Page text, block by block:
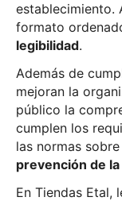
establecimiento.
formato
legibilidad.
Además de
mejoran la
público la
cumplen los
las normas sobre
prevención de
En Tiendas Etal,